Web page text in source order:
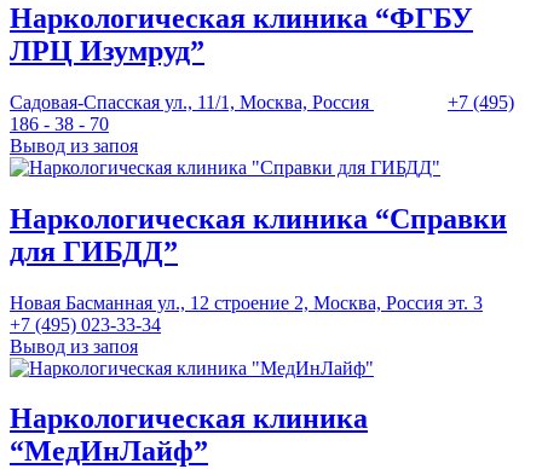
Наркологическая клиника “ФГБУ
ЛРЦ Изумруд”
Садовая-Спасская ул., 11/1, Москва, Россия
+7 (495)
186 - 38 - 70
Вывод из запоя
Наркологическая клиника “Справки
для ГИБДД”
Новая Басманная ул., 12 строение 2, Москва, Россия эт. 3
+7 (495) 023-33-34
Вывод из запоя
Наркологическая клиника
“МедИнЛайф”